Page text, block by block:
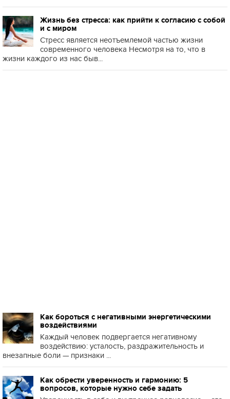
Жизнь без стресса: как прийти к согласию с собой
и с миром
Стресс является неотъемлемой частью жизни
современного человека Несмотря на то, что в
жизни каждого из нас быв...
Как бороться с негативными энергетическими
воздействиями
Каждый человек подвергается негативному
воздействию: усталость, раздражительность и
внезапные боли — признаки ...
Как обрести уверенность и гармонию: 5
вопросов, которые нужно себе задать